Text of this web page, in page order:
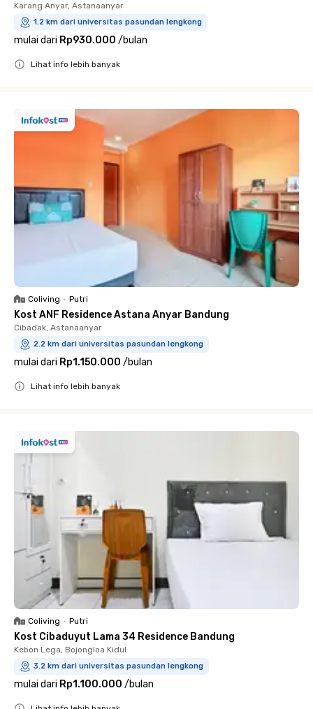
Karang Anyar, Astanaanyar
1.2 km dari universitas pasundan lengkong
mulai dari Rp930.000 /bulan
Lihat info lebih banyak
Coliving • Putri
Kost ANF Residence Astana Anyar Bandung
Cibadak, Astanaanyar
2.2 km dari universitas pasundan lengkong
mulai dari Rp1.150.000 /bulan
Lihat info lebih banyak
Coliving • Putri
Kost Cibaduyut Lama 34 Residence Bandung
Kebon Lega, Bojongloa Kidul
3.2 km dari universitas pasundan lengkong
mulai dari Rp1.100.000 /bulan